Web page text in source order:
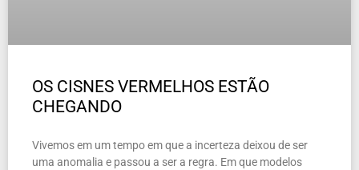
OS CISNES VERMELHOS ESTÃO
CHEGANDO
Vivemos em um tempo em que a incerteza deixou de ser
uma anomalia e passou a ser a regra. Em que modelos